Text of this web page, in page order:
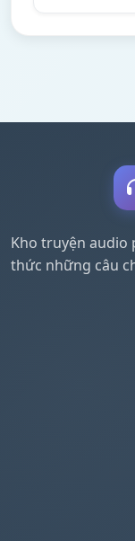
Kho truyện audio
thức những câu